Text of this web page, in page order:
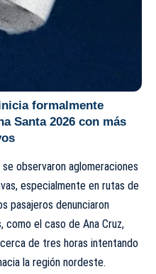
formalmente
Santa 2026 con más
observaron aglomeraciones
especialmente en rutas de
pasajeros denunciaron
como el caso de Ana Cruz,
de tres horas intentando
la región nordeste.